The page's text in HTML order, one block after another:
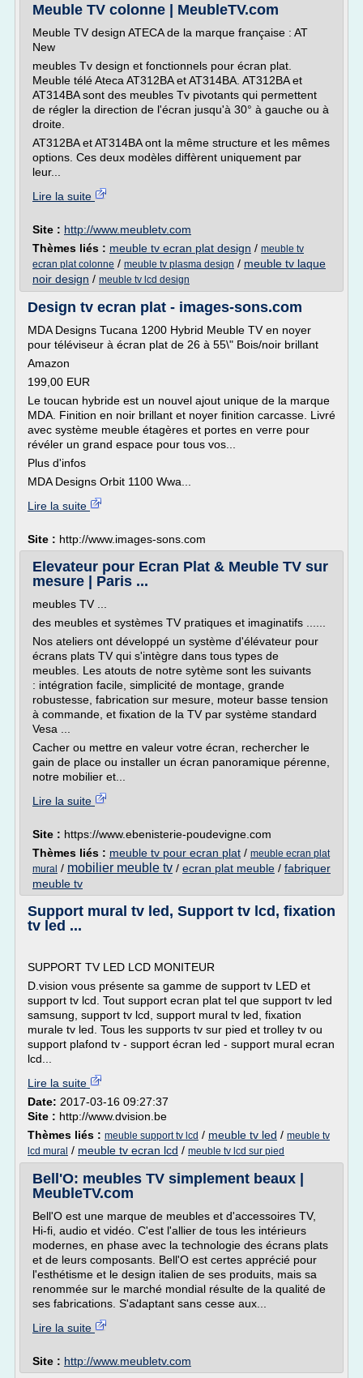
Meuble TV colonne | MeubleTV.com
Meuble TV design ATECA de la marque française : AT
New
meubles Tv design et fonctionnels pour écran plat.
Meuble télé Ateca AT312BA et AT314BA. AT312BA et
AT314BA sont des meubles Tv pivotants qui permettent
de régler la direction de l'écran jusqu'à 30° à gauche ou à
droite.
AT312BA et AT314BA ont la même structure et les mêmes
options. Ces deux modèles diffèrent uniquement par
leur...
Lire la suite
Site : http://www.meubletv.com
Thèmes liés : meuble tv ecran plat design / meuble tv
ecran plat colonne / meuble tv plasma design / meuble tv laque
noir design / meuble tv lcd design
Design tv ecran plat - images-sons.com
MDA Designs Tucana 1200 Hybrid Meuble TV en noyer
pour téléviseur à écran plat de 26 à 55\" Bois/noir brillant
Amazon
199,00 EUR
Le toucan hybride est un nouvel ajout unique de la marque
MDA. Finition en noir brillant et noyer finition carcasse. Livré
avec système meuble étagères et portes en verre pour
révéler un grand espace pour tous vos...
Plus d'infos
MDA Designs Orbit 1100 Wwa...
Lire la suite
Site : http://www.images-sons.com
Elevateur pour Ecran Plat & Meuble TV sur
mesure | Paris ...
meubles TV ...
des meubles et systèmes TV pratiques et imaginatifs ......
Nos ateliers ont développé un système d'élévateur pour
écrans plats TV qui s'intègre dans tous types de
meubles. Les atouts de notre sytème sont les suivants
: intégration facile, simplicité de montage, grande
robustesse, fabrication sur mesure, moteur basse tension
à commande, et fixation de la TV par système standard
Vesa ...
Cacher ou mettre en valeur votre écran, rechercher le
gain de place ou installer un écran panoramique pérenne,
notre mobilier et...
Lire la suite
Site : https://www.ebenisterie-poudevigne.com
Thèmes liés : meuble tv pour ecran plat / meuble ecran plat
mural / mobilier meuble tv / ecran plat meuble / fabriquer
meuble tv
Support mural tv led, Support tv lcd, fixation
tv led ...
SUPPORT TV LED LCD MONITEUR
D.vision vous présente sa gamme de support tv LED et
support tv lcd. Tout support ecran plat tel que support tv led
samsung, support tv lcd, support mural tv led, fixation
murale tv led. Tous les supports tv sur pied et trolley tv ou
support plafond tv - support écran led - support mural ecran
lcd...
Lire la suite
Date: 2017-03-16 09:27:37
Site : http://www.dvision.be
Thèmes liés : meuble support tv lcd / meuble tv led / meuble tv
lcd mural / meuble tv ecran lcd / meuble tv lcd sur pied
Bell'O: meubles TV simplement beaux |
MeubleTV.com
Bell'O est une marque de meubles et d'accessoires TV,
Hi-fi, audio et vidéo. C'est l'allier de tous les intérieurs
modernes, en phase avec la technologie des écrans plats
et de leurs composants. Bell'O est certes apprécié pour
l'esthétisme et le design italien de ses produits, mais sa
renommée sur le marché mondial résulte de la qualité de
ses fabrications. S'adaptant sans cesse aux...
Lire la suite
Site : http://www.meubletv.com